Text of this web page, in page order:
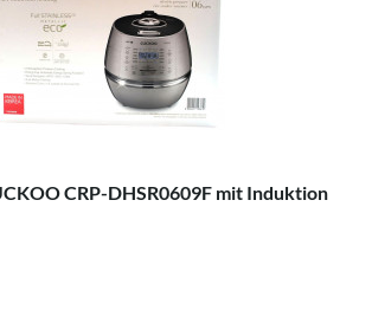
CRP-DHSR0609F mit Induktion